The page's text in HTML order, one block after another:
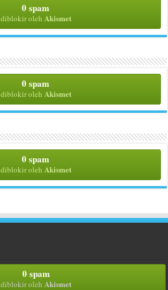
0 spam
diblokir oleh Akismet
0 spam
diblokir oleh Akismet
0 spam
diblokir oleh Akismet
0 spam
diblokir oleh Akismet